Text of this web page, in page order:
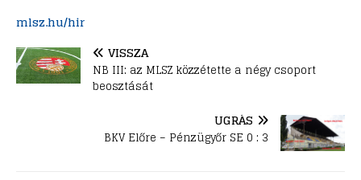
mlsz.hu/hir
VISSZA
NB III: az MLSZ közzétette a négy csoport
beosztását
UGRÁS
BKV Előre – Pénzügyőr SE 0 : 3